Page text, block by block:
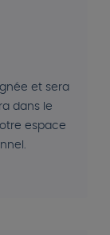
et sera
dans le
espace